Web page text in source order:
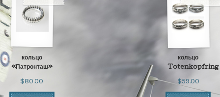
кольцо
«Патронташ»
$80.00
кольцо
Totenkopfring
$59.00